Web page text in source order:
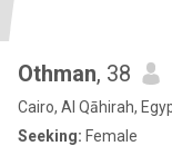
Othman, 38
Cairo, Al Qāhirah,
Seeking: Female